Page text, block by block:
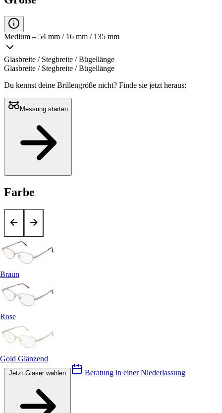
Medium – 54 mm / 16 mm / 135 mm
Glasbreite / Stegbreite / Bügellänge
Glasbreite / Stegbreite / Bügellänge
Du kennst deine Brillengröße nicht? Finde sie jetzt heraus:
Messung starten
Farbe
Braun
Rose
Gold Glänzend
Beratung in einer Niederlassung